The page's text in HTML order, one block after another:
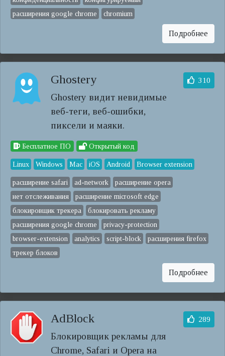
расширения google chrome
chromium
Подробнее
Ghostery
Ghostery видит невидимые
веб-теги, веб-ошибки,
пиксели и маяки.
310
Бесплатное ПО Открытый код
Linux Windows Mac iOS Android Browser extension
расширение safari ad-network
расширение opera
нет отслеживания
расширение microsoft edge
блокировщик трекера
блокировать рекламу
расширения google chrome
privacy-protection
browser-extension
analytics script-block
расширения firefox
трекер блоков
Подробнее
AdBlock
Блокировщик рекламы для
Chrome, Safari и Opera на
289